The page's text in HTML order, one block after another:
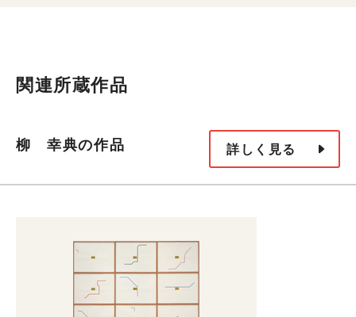
関連所蔵作品
柳 幸典の作品 詳しく見る